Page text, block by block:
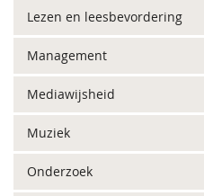
Lezen en leesbevordering
Management
Mediawijsheid
Muziek
Onderzoek